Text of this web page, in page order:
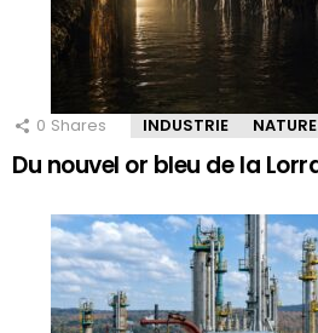
0 Shares INDUSTRIE
Du nouvel or bleu de la